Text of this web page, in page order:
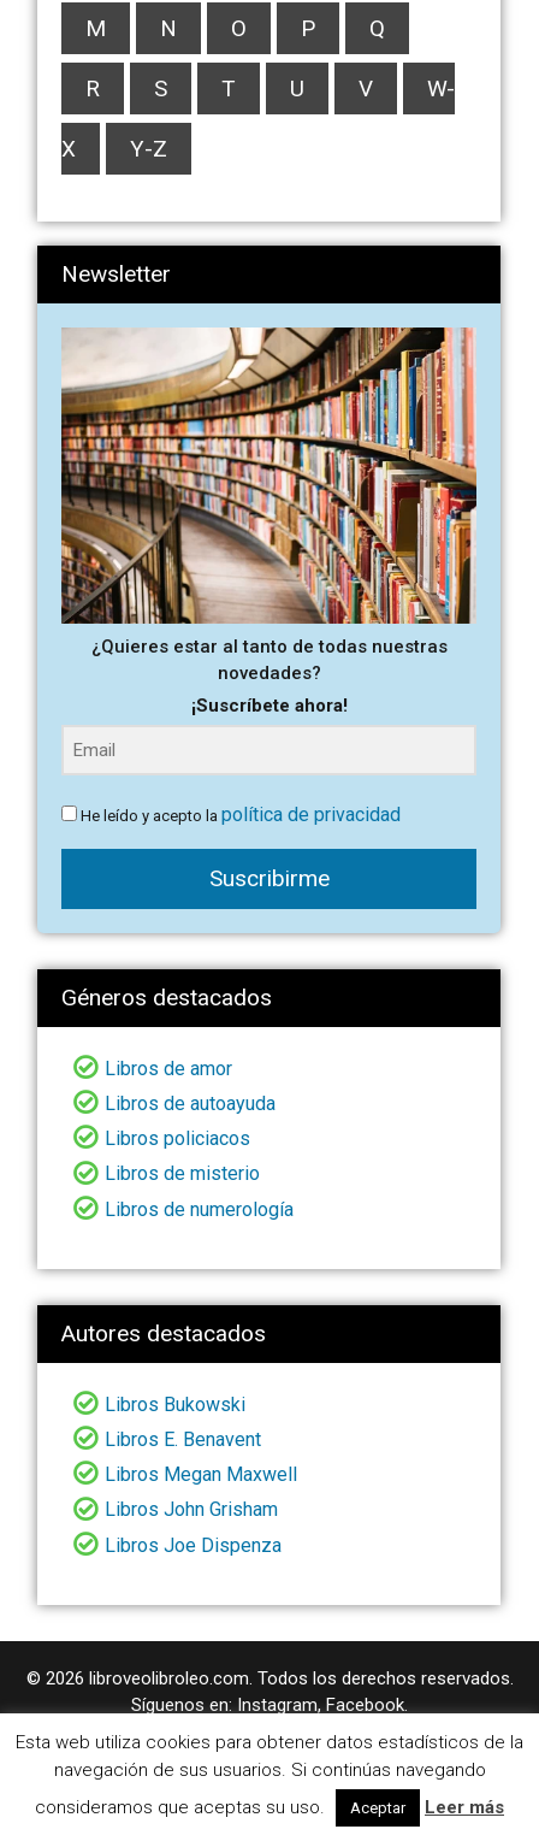
M N O P Q
R S T U V W-
X Y-Z
Newsletter
¿Quieres estar al tanto de todas nuestras
novedades?
¡Suscríbete ahora!
He leído y acepto lapolítica de privacidad
Suscribirme
Géneros destacados
Libros de amor
Libros de autoayuda
Libros policiacos
Libros de misterio
Libros de numerología
Autores destacados
Libros Bukowski
Libros E. Benavent
Libros Megan Maxwell
Libros John Grisham
Libros Joe Dispenza
© 2026 libroveolibroleo.com. Todos los derechos reservados.
Síguenos en: Instagram, Facebook
LIBROVEOLIBROLEO.COM ESTÁ ADHERIDO AL PROGRAMA DE AFILIADOS DE
AMAZON. A TRAVÉS DEL CUAL SE OBTIENE UNA PEQUEÑA COMISIÓN TRAS
REALIZARSE UNA COMPRA. NO SUPONE UN COSTE PARA EL USUARIO, EN
CAMBIO A NOSOTROS NOS PERMITE CONTINUAR TRABAJANDO DÍA A DÍA
Esta web utiliza cookies para obtener datos estadísticos de la
navegación de sus usuarios. Si continúas navegando
consideramos que aceptas su uso.
Aceptar Leer más